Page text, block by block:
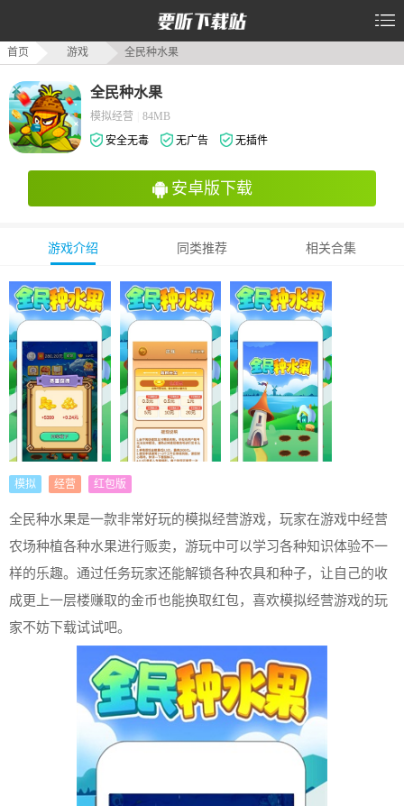
首页 游戏 全民种水果
全民种水果
模拟经营
84MB
安全无毒
无广告 无插件
安卓版下载
游戏介绍 同类推荐 相关合集
模拟 经营 红包版
全民种水果是一款非常好玩的模拟经营游戏，玩家在游戏中经营
农场种植各种水果进行贩卖，游玩中可以学习各种知识体验不一
样的乐趣。通过任务玩家还能解锁各种农具和种子，让自己的收
成更上一层楼赚取的金币也能换取红包，喜欢模拟经营游戏的玩
家不妨下载试试吧。